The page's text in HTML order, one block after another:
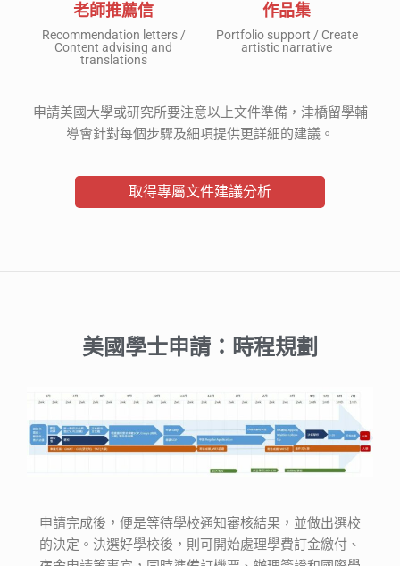
老師推薦信
Recommendation letters /
Content advising and
translations
作品集
Portfolio support / Create
artistic narrative
申請美國大學或研究所要注意以上文件準備，津橋留學輔
導會針對每個步驟及細項提供更詳細的建議。
取得專屬文件建議分析
美國學士申請：時程規劃
申請完成後，便是等待學校通知審核結果，並做出選校
的決定。決選好學校後，則可開始處理學費訂金繳付、